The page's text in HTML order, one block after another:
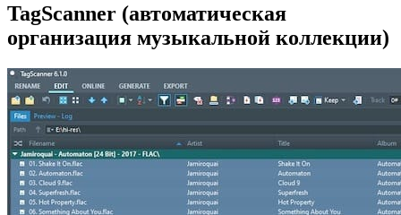
TagScanner (автоматическая
организация музыкальной коллекции)